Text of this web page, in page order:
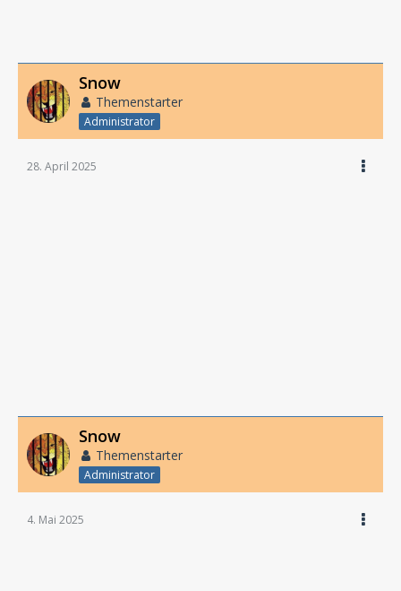
Snow
Themenstarter
Administrator
28. April 2025
Snow
Themenstarter
Administrator
4. Mai 2025